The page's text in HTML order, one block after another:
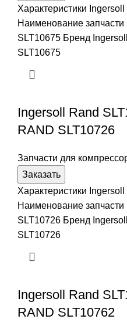
Характеристики
Наименование
SLT10675 Бренд
SLT10675
Ingersoll Rand
RAND SLT10726
Запчасти для
Заказать
Характеристики
Наименование
SLT10726 Бренд
SLT10726
Ingersoll Rand
RAND SLT10762